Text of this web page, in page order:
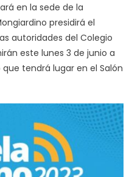
en la sede de la
presidirá el
autoridades del Colegio
este lunes 3 de junio a
tendrá lugar en el Salón